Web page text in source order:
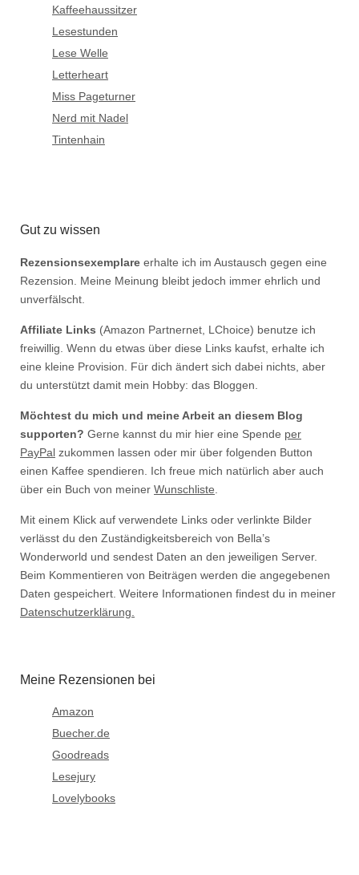
Kaffeehaussitzer
Lesestunden
Lese Welle
Letterheart
Miss Pageturner
Nerd mit Nadel
Tintenhain
Gut zu wissen
Rezensionsexemplare erhalte ich im Austausch gegen eine
Rezension. Meine Meinung bleibt jedoch immer ehrlich und
unverfälscht.
Affiliate Links (Amazon Partnernet, LChoice) benutze ich
freiwillig. Wenn du etwas über diese Links kaufst, erhalte ich
eine kleine Provision. Für dich ändert sich dabei nichts, aber
du unterstützt damit mein Hobby: das Bloggen.
Möchtest du mich und meine Arbeit an diesem Blog
supporten? Gerne kannst du mir hier eine Spende per
PayPal zukommen lassen oder mir über folgenden Button
einen Kaffee spendieren. Ich freue mich natürlich aber auch
über ein Buch von meiner Wunschliste
Mit einem Klick auf verwendete Links oder verlinkte Bilder
verlässt du den Zuständigkeitsbereich von Bella’s
Wonderworld und sendest Daten an den jeweiligen Server.
Beim Kommentieren von Beiträgen werden die angegebenen
Daten gespeichert. Weitere Informationen findest du in meiner
Datenschutzerklärung.
Meine Rezensionen bei
Amazon
Buecher.de
Goodreads
Lesejury
Lovelybooks